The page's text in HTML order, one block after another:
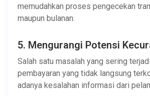
memudahkan proses pengecekan
maupun bulanan.
5. Mengurangi Potensi
Salah satu masalah yang sering
pembayaran yang tidak langsung
adanya kesalahan informasi dari